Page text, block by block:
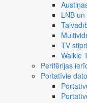
LNB
TV
Walkie
Perifērijas
Portatīvie